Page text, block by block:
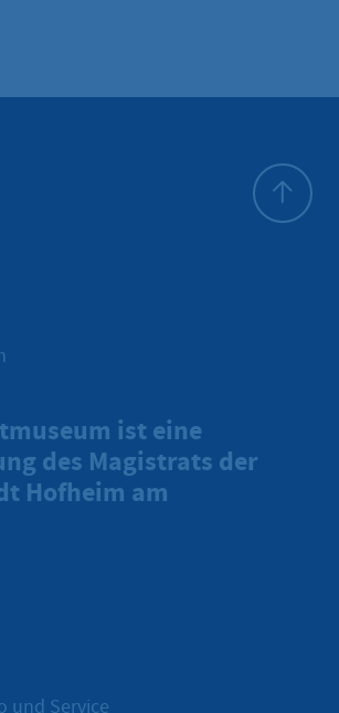
ist eine
des Magistrats der
Hofheim am
und Service